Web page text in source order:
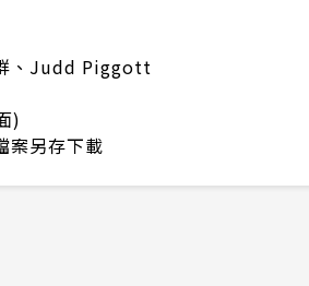
、Judd Piggott
)
案另存下載